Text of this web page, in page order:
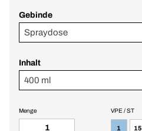
Gebinde
Spraydose
Inhalt
400 ml
VPE / ST
1 15
Menge